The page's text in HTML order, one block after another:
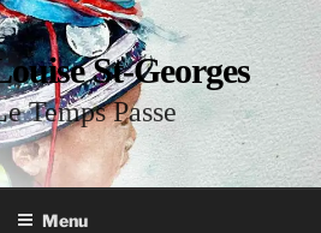
St-Georges
Temps Passe
Menu